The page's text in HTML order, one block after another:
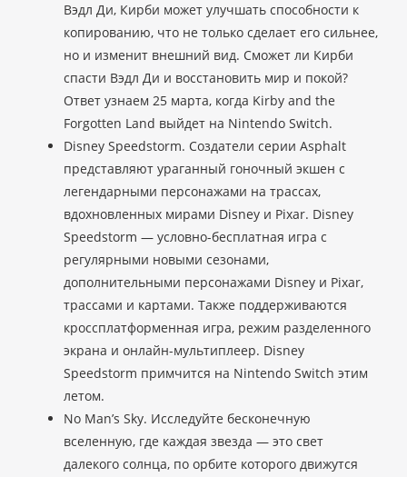
Вэдл Ди, Кирби может улучшать способности к
копированию, что не только сделает его сильнее,
но и изменит внешний вид. Сможет ли Кирби
спасти Вэдл Ди и восстановить мир и покой?
Ответ узнаем 25 марта, когда Kirby and the
Forgotten Land выйдет на Nintendo Switch.
Disney Speedstorm. Создатели серии Asphalt
представляют ураганный гоночный экшен с
легендарными персонажами на трассах,
вдохновленных мирами Disney и Pixar. Disney
Speedstorm — условно-бесплатная игра с
регулярными новыми сезонами,
дополнительными персонажами Disney и Pixar,
трассами и картами. Также поддерживаются
кроссплатформенная игра, режим разделенного
экрана и онлайн-мультиплеер. Disney
Speedstorm примчится на Nintendo Switch этим
летом.
No Man’s Sky. Исследуйте бесконечную
вселенную, где каждая звезда — это свет
далекого солнца, по орбите которого движутся